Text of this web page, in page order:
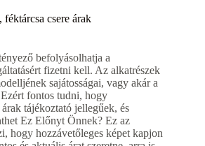
csere árak
befolyásolhatja a
fizetni kell. Az alkatrészek
sajátosságai, vagy akár a
fontos tudni, hogy
tájékoztató jellegűek, és
Ez Előnyt Önnek? Ez az
hogy hozzávetőleges képet kapjon